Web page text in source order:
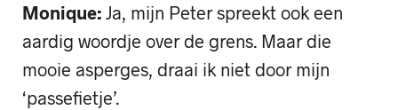
Monique: Ja, mijn Peter spreekt ook een
aardig woordje over de grens. Maar die
mooie asperges, draai ik niet door mijn
‘passefietje’.